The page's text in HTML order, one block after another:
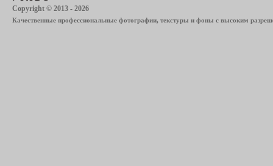
Copyright © 2013 - 2026
Качественные профессиональные фотографии, текстуры и фоны с высоким